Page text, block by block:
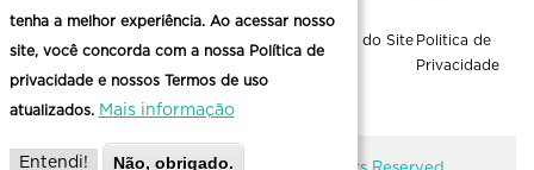
Mapa do Site Politica de
Privacidade
tenha a melhor experiência. Ao acessar nosso
site, você concorda com a nossa Política de
privacidade e nossos Termos de uso
atualizados. Mais informação
Entendi! Não, obrigado.